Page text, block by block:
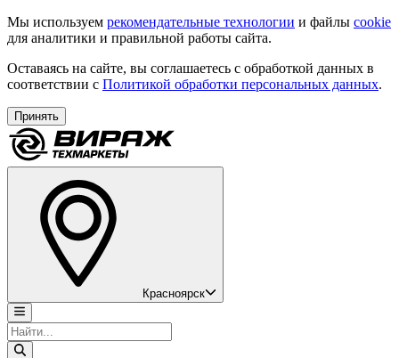
Мы используем рекомендательные технологии и файлы cookie
для аналитики и правильной работы сайта.
Оставаясь на сайте, вы соглашаетесь с обработкой данных в
соответствии с Политикой обработки персональных данных.
Принять
Красноярск